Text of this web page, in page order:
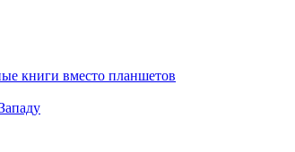
книги вместо планшетов